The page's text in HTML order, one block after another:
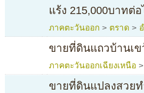
แร้ง 215,000บาทต่อ
ภาคตะวันออก > ตราด >
ขายที่ดินแถวบ้านเข
ภาคตะวันออกเฉียงเหนือ >
ขายที่ดินแปลงสวย